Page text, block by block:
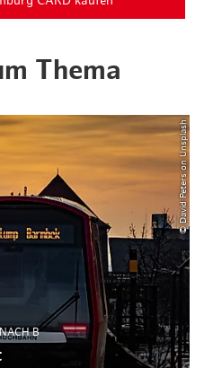
Thema
© David Peters on Unsplash
B